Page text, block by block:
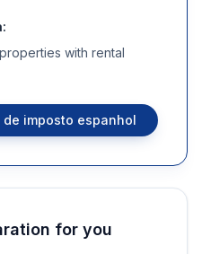
with rental
imposto espanhol
for you